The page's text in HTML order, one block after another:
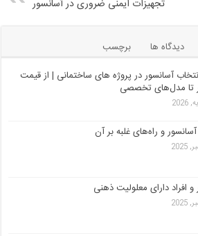
تجهیزات ایمنی ضروری در آسانسور
دیدگاه ها
برچسب
آسانسور در پروژه‌ های ساختمانی | از قیمت
تا مدل‌های تخصصی
و راه‌های غلبه بر آن
و افراد دارای معلولیت ذهنی